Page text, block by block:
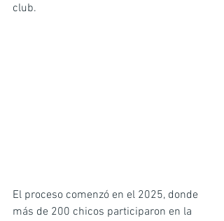
club.
El proceso comenzó en el 2025, donde
más de 200 chicos participaron en la